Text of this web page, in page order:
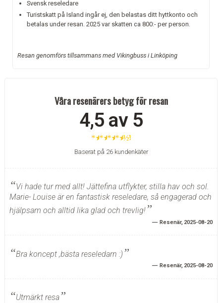
Svensk reseledare
Turistskatt på Island ingår ej, den belastas ditt hyttkonto och
betalas under resan. 2025 var skatten ca 800:- per person.
Resan genomförs tillsammans med Vikingbuss i Linköping
Våra resenärers betyg för resan
4,5 av 5
★★★★ ½
Baserat på 26 kundenkäter
Vi hade tur med allt! Jättefina utflykter, stilla hav och sol.
Marie- Louise är en fantastisk reseledare, så engagerad och
hjälpsam och alltid lika glad och trevlig!
Resenär 2025-08-20
Bra koncept ,bästa reseledarn :)
Resenär 2025-08-20
Utmärkt resa